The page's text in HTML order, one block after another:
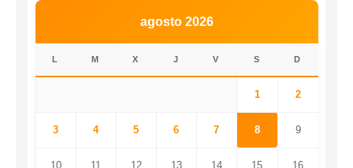
agosto 2026
L M X J V S D
1 2
3 4 5 6 7 8 9
10 11 12 13 14 15 16